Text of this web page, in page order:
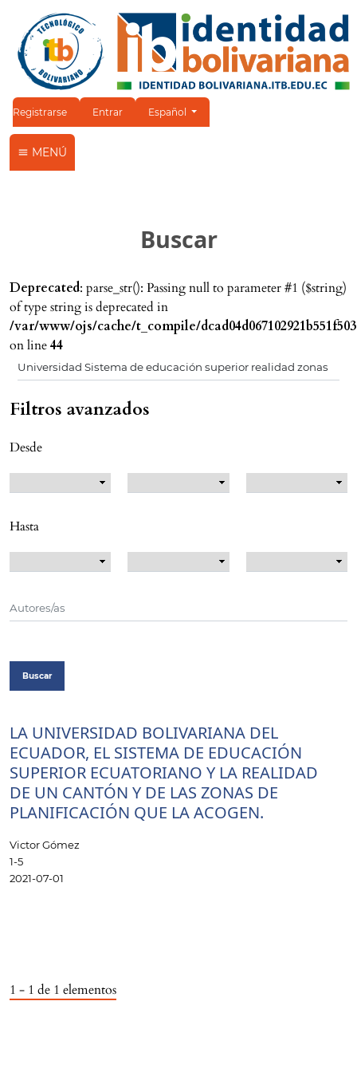
Registrarse Entrar Cambiar el idioma. El idioma actual es:
Español
MENÚ
Buscar
Deprecated: parse_str(): Passing null to parameter #1 ($string)
of type string is deprecated in
/var/www/ojs/cache/t_compile/
on line44
Filtros avanzados
Desde
Hasta
Buscar
LA UNIVERSIDAD BOLIVARIANA DEL
ECUADOR, EL SISTEMA DE EDUCACIÓN
SUPERIOR ECUATORIANO Y LA REALIDAD
DE UN CANTÓN Y DE LAS ZONAS DE
PLANIFICACIÓN QUE LA ACOGEN.
Victor Gómez
1-5
2021-07-01
1 - 1 de 1 elementos